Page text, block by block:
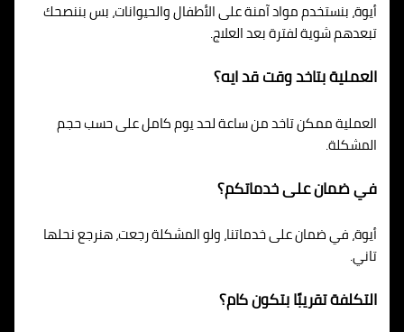
أيوة، بنستخدم مواد آمنة على الأطفال والحيوانات، بس بننصحك
تبعدهم شوية لفترة بعد العلاج.
العملية بتاخد وقت قد ايه؟
العملية ممكن تاخد من ساعة لحد يوم كامل على حسب حجم
المشكلة.
في ضمان على خدماتكم؟
أيوة، في ضمان على خدماتنا، ولو المشكلة رجعت، هنرجع نحلها
تاني.
التكلفة تقريبًا بتكون كام؟